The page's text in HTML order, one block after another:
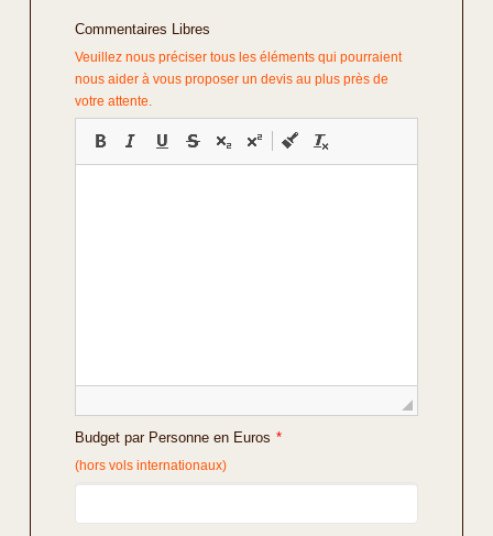
Commentaires Libres
Veuillez nous préciser tous les éléments qui pourraient
nous aider à vous proposer un devis au plus près de
votre attente.
Budget par Personne en Euros *
(hors vols internationaux)